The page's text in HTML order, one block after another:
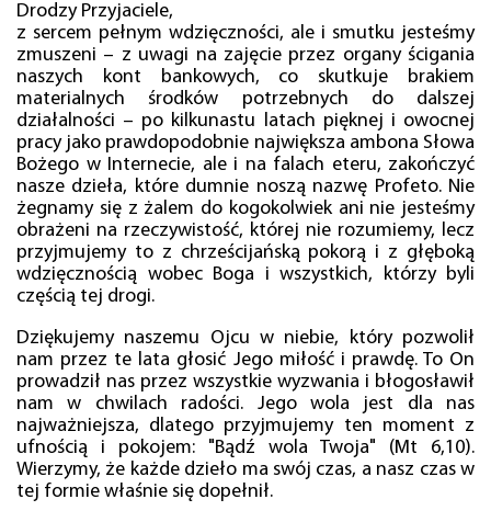
Drodzy Przyjaciele,
z sercem pełnym wdzięczności, ale i smutku jesteśmy
zmuszeni – z uwagi na zajęcie przez organy ścigania
naszych kont bankowych, co skutkuje brakiem
materialnych środków potrzebnych do dalszej
działalności – po kilkunastu latach pięknej i owocnej
pracy jako prawdopodobnie największa ambona Słowa
Bożego w Internecie, ale i na falach eteru, zakończyć
nasze dzieła, które dumnie noszą nazwę Profeto. Nie
żegnamy się z żalem do kogokolwiek ani nie jesteśmy
obrażeni na rzeczywistość, której nie rozumiemy, lecz
przyjmujemy to z chrześcijańską pokorą i z głęboką
wdzięcznością wobec Boga i wszystkich, którzy byli
częścią tej drogi.
Dziękujemy naszemu Ojcu w niebie, który pozwolił
nam przez te lata głosić Jego miłość i prawdę. To On
prowadził nas przez wszystkie wyzwania i błogosławił
nam w chwilach radości. Jego wola jest dla nas
najważniejsza, dlatego przyjmujemy ten moment z
ufnością i pokojem: "Bądź wola Twoja" (Mt 6,10).
Wierzymy, że każde dzieło ma swój czas, a nasz czas w
tej formie właśnie się dopełnił.